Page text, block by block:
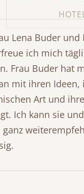
Für ein
elegante,
und montiert
Lena Buder
ich mich
Frau Buder hat
mit ihren Ideen,
Art und
Ich kann sie